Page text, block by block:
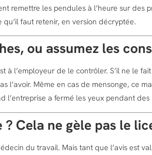
remettre les pendules à l’heure sur des
faut retenir, en version décryptée.
ou assumez les
à l’employeur de le contrôler. S’il ne le
l’avoir. Même en cas de mensonge, ce
l’entreprise a fermé les yeux pendant des
Cela ne gèle pas le
du travail. Mais tant que l’avis est